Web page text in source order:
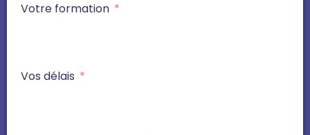
Votre formation
Vos délais